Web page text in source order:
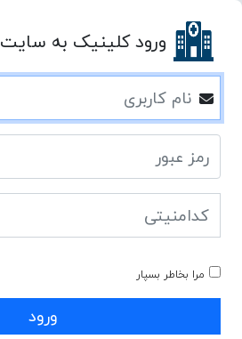
ورود کلینیک به سایت
مرا بخاطر بسپار
ورود